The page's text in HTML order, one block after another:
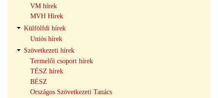
VM hírek
MVH Hírek
Külfölfdi hírek
Uniós hírek
Szövetkezeti hírek
Termelői csoport hírek
TÉSZ hírek
BÉSZ
Országos Szövetkezeti Tanács